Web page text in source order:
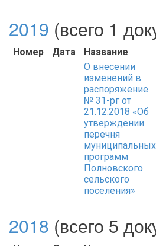
2019 (всего 1
Номер Дата Название
О внесении
изменений в
распоряжение
№ 31-рг от
21.12.2018 «Об
утверждении
перечня
муниципальных
программ
Полновского
сельского
поселения»
2018 (всего 5